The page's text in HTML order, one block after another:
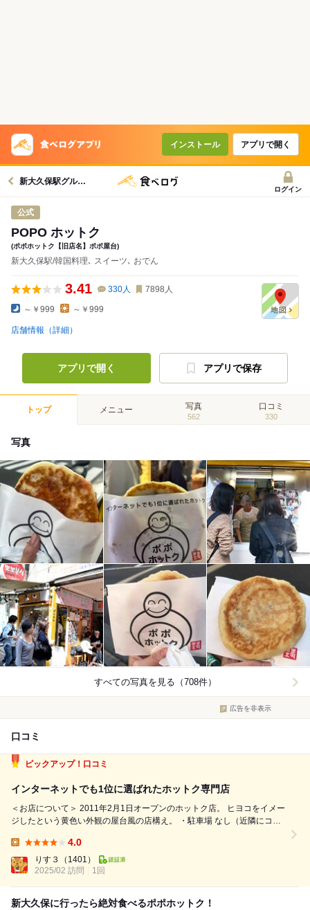
インストール アプリで開く
新大久保駅グルメへ
ログイン
公式
POPO ホットク
(ポポホットク【旧店名】ポポ屋台)
新大久保駅/韓国料理､ スイーツ､ おでん
3.41 330人 7898 人
～￥999 ～￥999
店舗情報（詳細）
アプリで開く アプリで保存
トップ メニュー 写真
562
口コミ
330
写真
すべての写真を見る（708件）
広告を非表示
口コミ
ピックアップ！口コミ
インターネットでも1位に選ばれたホットク専門店
＜お店について＞ 2011年2月1日オープンのホットク店。 ヒヨコをイメー
ジしたという黄色い外観の屋台風の店構え。 ・駐車場 なし（近隣にコイ
込400円 「インターネットでも1位に選ばれたホット...
4.0
りす３
（1401）
2025/02 訪問
1回
新大久保に行ったら絶対食べるポポホットク！